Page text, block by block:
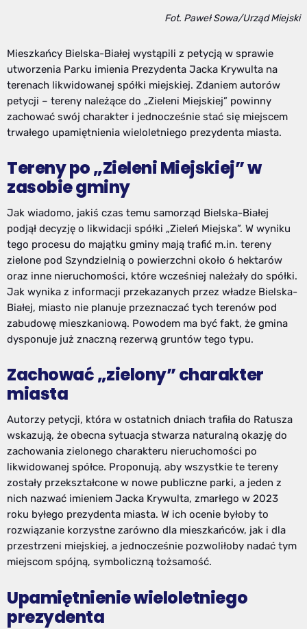
Fot. Paweł Sowa/Urząd Miejski
Mieszkańcy Bielska-Białej wystąpili z petycją w sprawie
utworzenia Parku imienia Prezydenta Jacka Krywulta na
terenach likwidowanej spółki miejskiej. Zdaniem autorów
petycji – tereny należące do „Zieleni Miejskiej” powinny
zachować swój charakter i jednocześnie stać się miejscem
trwałego upamiętnienia wieloletniego prezydenta miasta.
Tereny po „Zieleni Miejskiej” w
zasobie gminy
Jak wiadomo, jakiś czas temu samorząd Bielska-Białej
podjął decyzję o likwidacji spółki „Zieleń Miejska”. W wyniku
tego procesu do majątku gminy mają trafić m.in. tereny
zielone pod Szyndzielnią o powierzchni około 6 hektarów
oraz inne nieruchomości, które wcześniej należały do spółki.
Jak wynika z informacji przekazanych przez władze Bielska-
Białej, miasto nie planuje przeznaczać tych terenów pod
zabudowę mieszkaniową. Powodem ma być fakt, że gmina
dysponuje już znaczną rezerwą gruntów tego typu.
Zachować „zielony” charakter
miasta
Autorzy petycji, która w ostatnich dniach trafiła do Ratusza
wskazują, że obecna sytuacja stwarza naturalną okazję do
zachowania zielonego charakteru nieruchomości po
likwidowanej spółce. Proponują, aby wszystkie te tereny
zostały przekształcone w nowe publiczne parki, a jeden z
nich nazwać imieniem Jacka Krywulta, zmarłego w 2023
roku byłego prezydenta miasta. W ich ocenie byłoby to
rozwiązanie korzystne zarówno dla mieszkańców, jak i dla
przestrzeni miejskiej, a jednocześnie pozwoliłoby nadać tym
miejscom spójną, symboliczną tożsamość.
Upamiętnienie wieloletniego
prezydenta